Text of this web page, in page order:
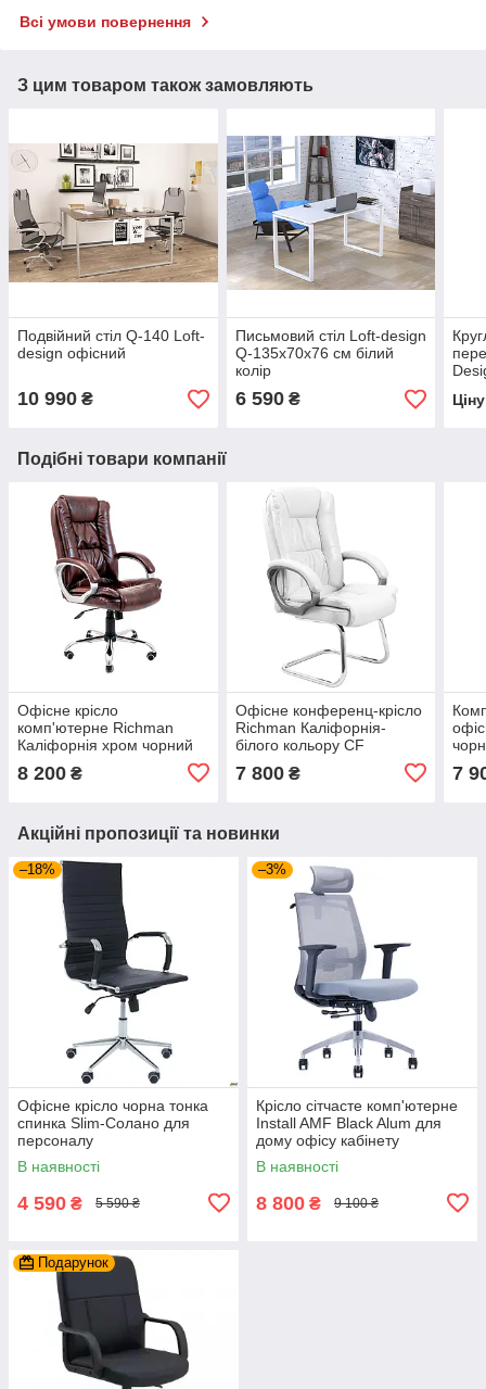
Всі умови повернення
З цим товаром також замовляють
Подвійний стіл Q-140 Loft-
design офісний
10 990 ₴
Письмовий стіл Loft-design
Q-135х70х76 см білий
колір
6 590₴
Подібні товари компанії
Офісне крісло
комп'ютерне Richman
Каліфорнія хром чорний
8 200 ₴
Офісне конференц-крісло
Richman Каліфорнія-
білого кольору CF
7 800₴ 7
Акційні пропозиції та новинки
–18%
Офісне крісло чорна тонка
спинка Slim-Солано для
персоналу
В наявності
4 590 ₴ 5 590 ₴
–3%
Крісло сітчасте комп'ютерне
Install AMF Black Alum для
дому офісу кабінету
керівника
В наявності
8 800 ₴ 9 100 ₴
Подарунок